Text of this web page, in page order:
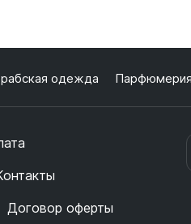
одежда
Договор оферты